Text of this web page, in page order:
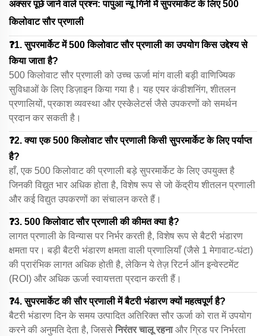
अक्सर पूछे जाने वाले प्रश्न: पापुआ न्यू गिनी में सुपरमार्केट के लिए 500
किलोवाट सौर प्रणाली
❓1. सुपरमार्केट में 500 किलोवाट सौर प्रणाली का उपयोग किस उद्देश्य से
किया जाता है?
500 किलोवाट सौर प्रणाली को उच्च ऊर्जा मांग वाली बड़ी वाणिज्यिक
सुविधाओं के लिए डिज़ाइन किया गया है। यह एयर कंडीशनिंग, शीतलन
प्रणालियों, प्रकाश व्यवस्था और एस्केलेटर्स जैसे उपकरणों को समर्थन
प्रदान कर सकती है।
❓2. क्या एक 500 किलोवाट सौर प्रणाली किसी सुपरमार्केट के लिए पर्याप्त
है?
हाँ, एक 500 किलोवाट की प्रणाली बड़े सुपरमार्केट के लिए उपयुक्त है
जिनकी विद्युत भार अधिक होता है, विशेष रूप से जो केंद्रीय शीतलन प्रणाली
और कई विद्युत उपकरणों का संचालन करते हैं।
❓3. 500 किलोवाट सौर प्रणाली की कीमत क्या है?
लागत प्रणाली के विन्यास पर निर्भर करती है, विशेष रूप से बैटरी भंडारण
क्षमता पर। बड़ी बैटरी भंडारण क्षमता वाली प्रणालियाँ (जैसे 1 मेगावाट-घंटा)
की प्रारंभिक लागत अधिक होती है, लेकिन ये तेज़ रिटर्न ऑन इन्वेस्टमेंट
(ROI) और अधिक ऊर्जा स्वायत्तता प्रदान करती हैं।
❓4. सुपरमार्केट की सौर प्रणाली में बैटरी भंडारण क्यों महत्वपूर्ण है?
बैटरी भंडारण दिन के समय उत्पादित अतिरिक्त सौर ऊर्जा को रात में उपयोग
करने की अनुमति देता है, जिससेनिरंतर चालू रहनाऔर ग्रिड पर निर्भरता